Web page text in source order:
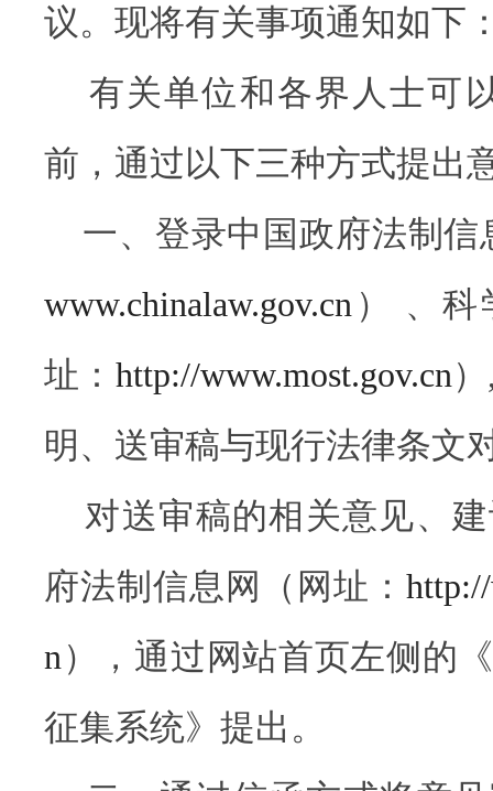
议。现将有关事项通知如下
有关单位和各界人士可
前，通过以下三种方式提出
一、登录中国政府法制信
www.chinalaw.gov.cn ） 、
址： http://www.most.gov.cn
明、送审稿与现行法律条文
对送审稿的相关意见、
府法制信息网（网址：
n ），通过网站首页左侧的
征集系统》提出。